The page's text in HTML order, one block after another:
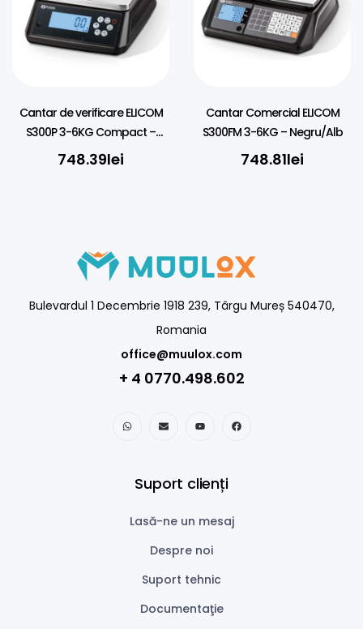
Cantar de verificare ELICOM
S300P 3-6KG Compact –
Negru
748.39lei
Cantar Comercial ELICOM
S300FM 3-6KG – Negru/Alb
748.81lei
Bulevardul 1 Decembrie 1918 239, Târgu Mureș 540470,
Romania
office@muulox.com
+ 4 0770.498.602
Suport clienți
Lasă-ne un mesaj
Despre noi
Suport tehnic
Documentaţie